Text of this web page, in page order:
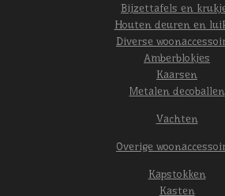
Bijzettafels en
Houten deuren en
Diverse
Amberblokjes
Kaarsen
Metalen decoballen
Vachten
Overige
Kapstokken
Kasten